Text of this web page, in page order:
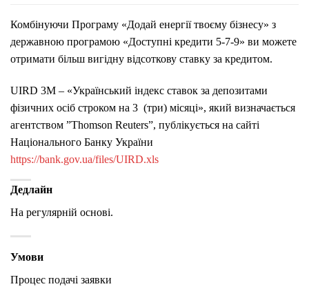
Комбінуючи Програму «Додай енергії твоєму бізнесу» з
державною програмою «Доступні кредити 5-7-9» ви можете
отримати більш вигідну відсоткову ставку за кредитом.
UIRD 3М – «Український індекс ставок за депозитами
фізичних осіб строком на 3 (три) місяці», який визначається
агентством ”Thomson Reuters”, публікується на сайті
Національного Банку України
https://bank.gov.ua/files/UIRD.xls
Дедлайн
На регулярній основі.
Умови
Процес подачі заявки